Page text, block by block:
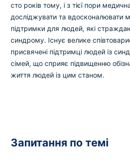
сто років тому, і з тієї пори
досліджувати та вдосконалювати
підтримки для людей, які
синдрому. Існує велике
присвячені підтримці людей із
сімей, що сприяє підвищенню
життя людей із цим станом.
Запитання по темі